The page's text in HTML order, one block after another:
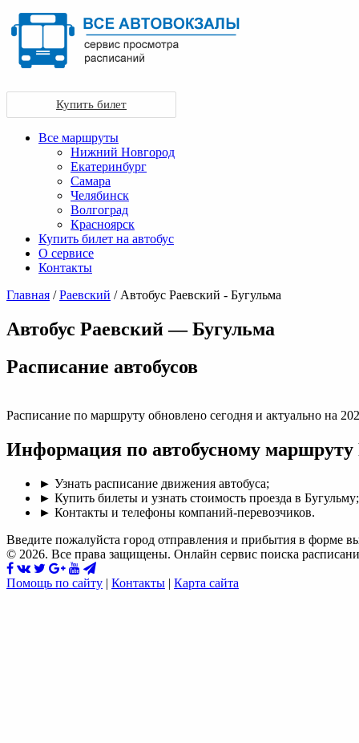
Купить билет
Все маршруты
Нижний Новгород
Екатеринбург
Самара
Челябинск
Волгоград
Красноярск
Купить билет на автобус
О сервисе
Контакты
Главная /Раевский / Автобус Раевский - Бугульма
Автобус Раевский — Бугульма
Раcписание автобусов
Расписание по маршруту обновлено сегодня и актуально на
Информация по автобусному
► Узнать расписание движения автобуса;
► Купить билеты и узнать стоимость проезда в Бугульму;
► Контакты и телефоны компаний-перевозчиков.
Введите пожалуйста город отправления и прибытия в форме
© 2026. Все права защищены. Онлайн сервис поиска
Помощь по сайту | Контакты | Карта сайта